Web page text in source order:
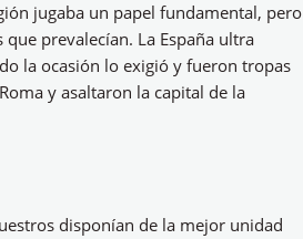
jugaba un papel fundamental, pero
prevalecían. La España ultra
la ocasión lo exigió y fueron tropas
y asaltaron la capital de la
disponían de la mejor unidad